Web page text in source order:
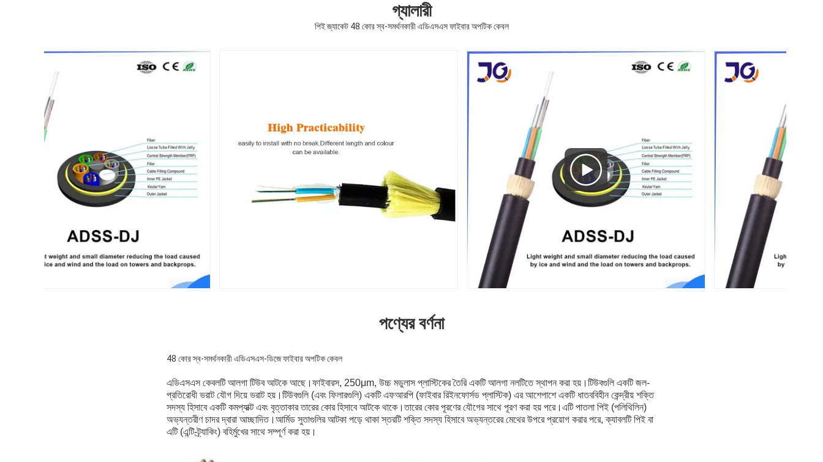
গ্যালারী
পিই জ্যাকেট 48 কোর স্ব-সমর্থনকারী এডিএসএস ফাইবার অপটিক কেবল
পণ্যের বর্ণনা
48 কোর স্ব-সমর্থনকারী এডিএসএস-ডিজে ফাইবার অপটিক কেবল
এডিএসএস কেবলটি আলগা টিউব আটকে আছে।ফাইবারস, 250μm, উচ্চ মডুলাস প্লাস্টিকের তৈরি একটি আলগা নলটিতে স্থাপন করা হয়।টিউবগুলি একটি জল-
প্রতিরোধী ভরাট যৌগ দিয়ে ভরাট হয়।টিউবগুলি (এবং ফিলারগুলি) একটি এফআরপি (ফাইবার রিইনফোর্সড প্লাস্টিক) এর আশেপাশে একটি ধাতববিহীন কেন্দ্রীয় শক্তি
সদস্য হিসাবে একটি কমপ্যাক্ট এবং বৃত্তাকার তারের কোর হিসাবে আটকে থাকে।তারের কোর পূরণের যৌগের সাথে পূরণ করা হয় পরে।এটি পাতলা পিই (পলিথিলিন)
অভ্যন্তরীণ চাদর দ্বারা আচ্ছাদিত।আর্মিড সুতাগুলির আটকা পড়ে থাকা স্তরটি শক্তি সদস্য হিসাবে অভ্যন্তরের মেথের উপরে প্রয়োগ করার পরে, ক্যাবলটি পিই বা
এটি (এন্টি-ট্র্যাকিং) বহির্মুখের সাথে সম্পূর্ণ করা হয়।